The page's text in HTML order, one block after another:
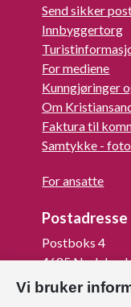
Send sikker
Innbyggertorg
For mediene
Kunngjøringer
Om
Faktura til
Samtykke -
For ansatte
Postadresse
Postboks 4
4685 Nodeland
Org.nr: 820
Vi bruker